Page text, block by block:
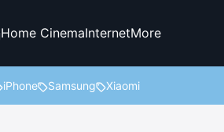
Home CinemaInternetMore
iPhone Samsung Xiaomi